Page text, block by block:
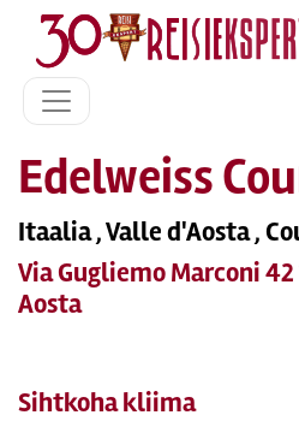
Edelweiss
Itaalia , Valle d'Aosta ,
Via Gugliemo Marconi 42
Aosta
Sihtkoha kliima